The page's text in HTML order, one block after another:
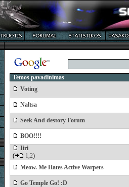
Temos pavadinimas
Voting
Naltsa
Seek And destory Forum
BOO!!!!
Iiri
(
1,2)
Meow. Me Hates Active Warpers
Go Temple Go! :D